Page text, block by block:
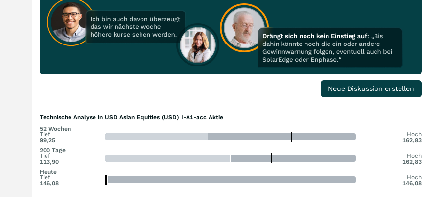
Neue Diskussion erstellen
Technische Analyse in USD Asian Equities (USD) I-A1-acc Aktie
52 Wochen
Tief
99,25
Hoch
162,83
200 Tage
Tief
113,90
Hoch
162,83
Heute
Tief
146,08
Hoch
146,08